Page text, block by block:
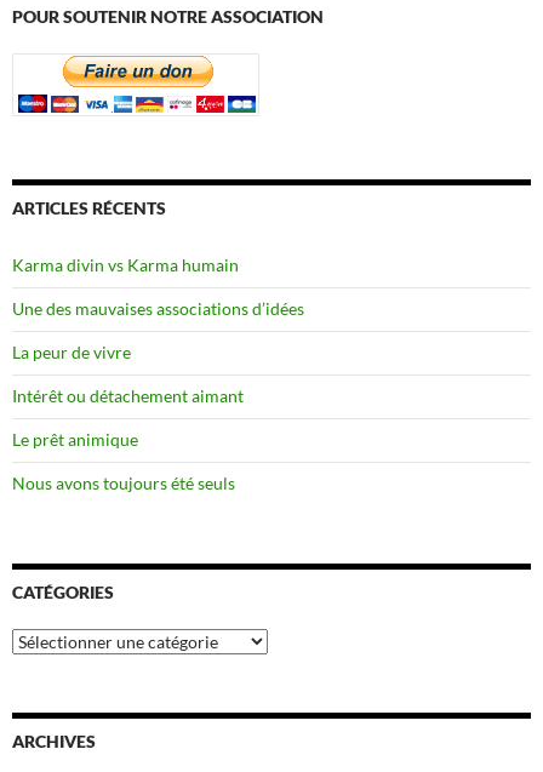
POUR SOUTENIR NOTRE ASSOCIATION
ARTICLES RÉCENTS
Karma divin vs Karma humain
Une des mauvaises associations d’idées
La peur de vivre
Intérêt ou détachement aimant
Le prêt animique
Nous avons toujours été seuls
CATÉGORIES
Catégories
ARCHIVES